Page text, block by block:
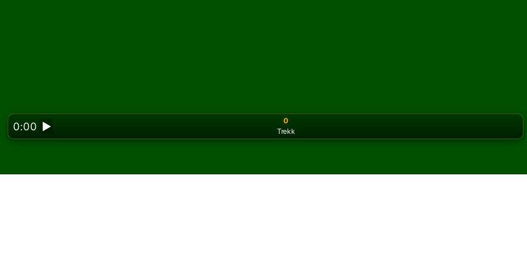
0:00 ▶
0
Trekk